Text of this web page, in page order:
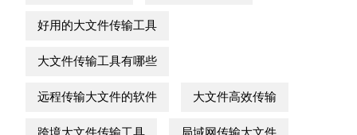
好用的大文件传输工具
大文件传输工具有哪些
远程传输大文件的软件 大文件高效传输